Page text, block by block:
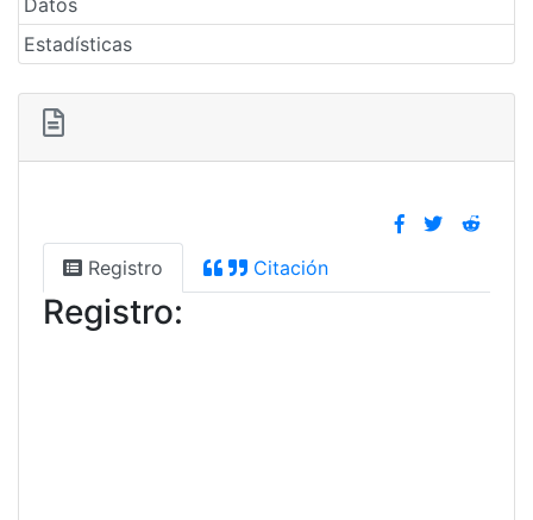
Datos
Estadísticas
Registro Citación
Registro: